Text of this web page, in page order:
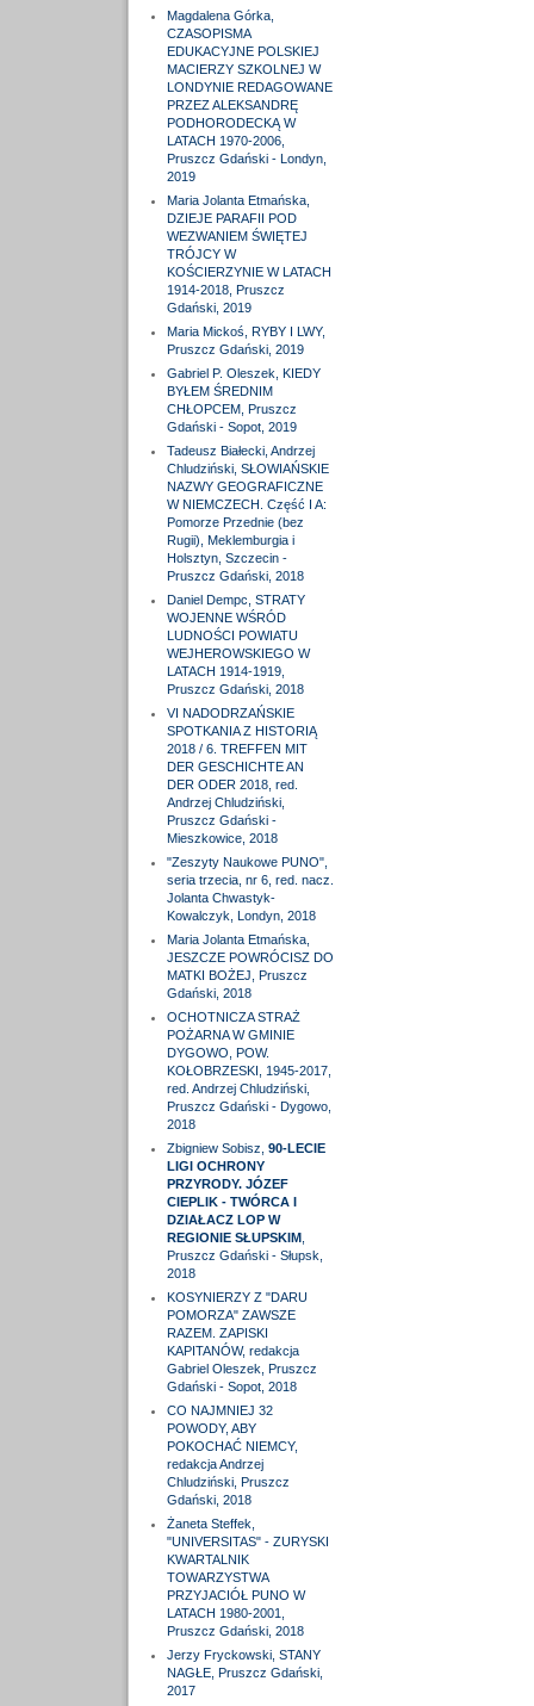
Magdalena Górka,
CZASOPISMA
EDUKACYJNE POLSKIEJ
MACIERZY SZKOLNEJ W
LONDYNIE REDAGOWANE
PRZEZ ALEKSANDRĘ
PODHORODECKĄ W
LATACH 1970-2006,
Pruszcz Gdański - Londyn,
2019
Maria Jolanta Etmańska,
DZIEJE PARAFII POD
WEZWANIEM ŚWIĘTEJ
TRÓJCY W
KOŚCIERZYNIE W LATACH
1914-2018, Pruszcz
Gdański, 2019
Maria Mickoś, RYBY I LWY,
Pruszcz Gdański, 2019
Gabriel P. Oleszek, KIEDY
BYŁEM ŚREDNIM
CHŁOPCEM, Pruszcz
Gdański - Sopot, 2019
Tadeusz Białecki, Andrzej
Chludziński, SŁOWIAŃSKIE
NAZWY GEOGRAFICZNE
W NIEMCZECH. Część I A:
Pomorze Przednie (bez
Rugii), Meklemburgia i
Holsztyn, Szczecin -
Pruszcz Gdański, 2018
Daniel Dempc, STRATY
WOJENNE WŚRÓD
LUDNOŚCI POWIATU
WEJHEROWSKIEGO W
LATACH 1914-1919,
Pruszcz Gdański, 2018
VI NADODRZAŃSKIE
SPOTKANIA Z HISTORIĄ
2018 / 6. TREFFEN MIT
DER GESCHICHTE AN
DER ODER 2018, red.
Andrzej Chludziński,
Pruszcz Gdański -
Mieszkowice, 2018
"Zeszyty Naukowe PUNO",
seria trzecia, nr 6, red. nacz.
Jolanta Chwastyk-
Kowalczyk, Londyn, 2018
Maria Jolanta Etmańska,
JESZCZE POWRÓCISZ DO
MATKI BOŻEJ, Pruszcz
Gdański, 2018
OCHOTNICZA STRAŻ
POŻARNA W GMINIE
DYGOWO, POW.
KOŁOBRZESKI, 1945-2017,
red. Andrzej Chludziński,
Pruszcz Gdański - Dygowo,
2018
Zbigniew Sobisz, 90-LECIE
LIGI OCHRONY
PRZYRODY. JÓZEF
CIEPLIK - TWÓRCA I
DZIAŁACZ LOP W
REGIONIE SŁUPSKIM,
Pruszcz Gdański - Słupsk,
2018
KOSYNIERZY Z "DARU
POMORZA" ZAWSZE
RAZEM. ZAPISKI
KAPITANÓW, redakcja
Gabriel Oleszek, Pruszcz
Gdański - Sopot, 2018
CO NAJMNIEJ 32
POWODY, ABY
POKOCHAĆ NIEMCY,
redakcja Andrzej
Chludziński, Pruszcz
Gdański, 2018
Żaneta Steffek,
"UNIVERSITAS" - ZURYSKI
KWARTALNIK
TOWARZYSTWA
PRZYJACIÓŁ PUNO W
LATACH 1980-2001,
Pruszcz Gdański, 2018
Jerzy Fryckowski, STANY
NAGŁE, Pruszcz Gdański,
2017